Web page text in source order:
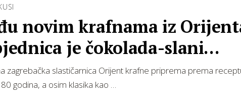
novim krafnama iz
je čokolada-slani
zagrebačka slastičarnica Orijent krafne priprema prema
godina, a osim klasika kao …